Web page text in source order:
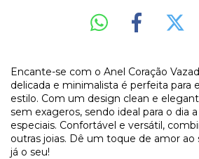
Encante-se com o Anel Coração
delicada e minimalista é perfeita para
estilo. Com um design clean e
sem exageros, sendo ideal para o dia
especiais. Confortável e versátil,
outras joias. Dê um toque de amor ao
já o seu!